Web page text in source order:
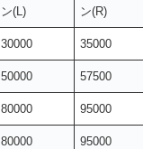
ン(L)
ン(R)
30000 35000
50000 57500
80000 95000
80000 95000